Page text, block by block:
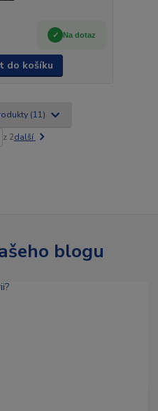
Na dotaz
do košíku
(11)
z 2další
blogu